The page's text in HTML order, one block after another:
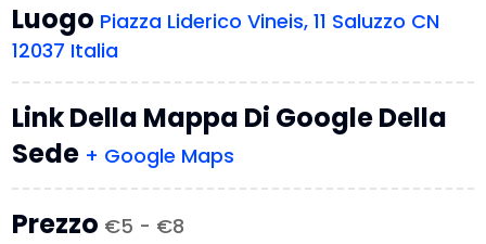
Luogo Piazza Liderico Vineis, 11 Saluzzo CN
12037 Italia
Link Della Mappa Di Google Della
Sede + Google Maps
Prezzo €5 - €8